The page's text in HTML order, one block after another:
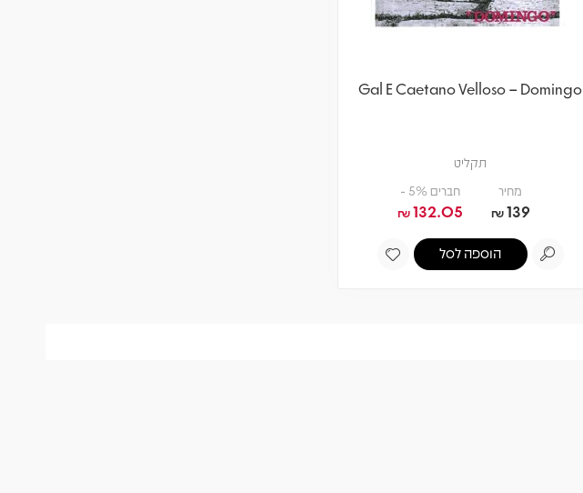
Gal E Caetano Velloso – Domingo
תקליט
מחיר
139
₪
חברים 5% -
132.05
₪
הוספה לסל